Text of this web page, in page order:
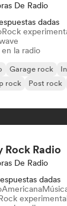
De Radio
dadas
Rock
la radio
Garage rock
rock Post rock
Rock Radio
De Radio
dadas
Americana